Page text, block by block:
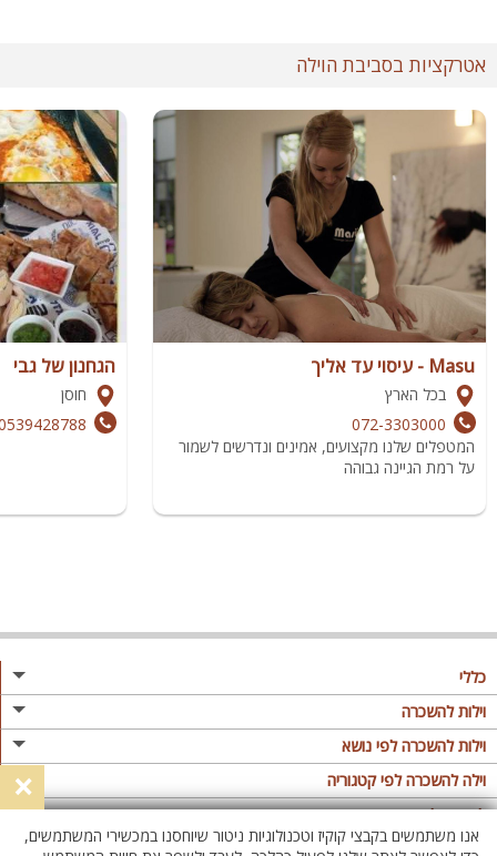
אטרקציות בסביבת הוילה
Masu - עיסוי עד אליך
בכל הארץ
072-3303000
המטפלים שלנו מקצועים, אמינים ונדרשים לשמור
על רמת הגיינה גבוהה
הגחנון של גבי
חוסן
כללי
מגזין
פרסום באתר
תקנון
מדיניות פרטיות
וילות להשכרה
וילות בצפון
וילות במרכז
וילות בדרום
וילות באילת
וילות להשכרה לפי נושא
וילה לזוגות
וילות למשפחות
וילות לציבור הדתי
וילה להשכרה לפי קטגוריה
וילות עם בריכה
וילה עם בריכה מחוממת
לופטים להשכרה
לופט
×
אנו משתמשים בקבצי קוקיז וטכנולוגיות ניטור שיוחסנו במכשירי המשתמשים,